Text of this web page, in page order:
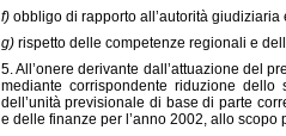
f)obbligo di rapporto all’autorità
g)rispetto delle competenze regionali e
5. All’onere derivante dall’attuazione del
mediante corrispondente riduzione dello
dell’unità previsionale di base di parte
e delle finanze per l’anno 2002, allo